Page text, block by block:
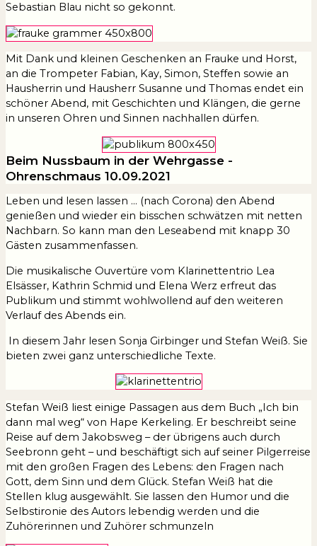
Sebastian Blau nicht so gekonnt.
Mit Dank und kleinen Geschenken an Frauke und Horst,
an die Trompeter Fabian, Kay, Simon, Steffen sowie an
Hausherrin und Hausherr Susanne und Thomas endet ein
schöner Abend, mit Geschichten und Klängen, die gerne
in unseren Ohren und Sinnen nachhallen dürfen.
Beim Nussbaum in der Wehrgasse -
Ohrenschmaus 10.09.2021
Leben und lesen lassen … (nach Corona) den Abend
genießen und wieder ein bisschen schwätzen mit netten
Nachbarn. So kann man den Leseabend mit knapp 30
Gästen zusammenfassen.
Die musikalische Ouvertüre vom Klarinettentrio Lea
Elsässer, Kathrin Schmid und Elena Werz erfreut das
Publikum und stimmt wohlwollend auf den weiteren
Verlauf des Abends ein.
In diesem Jahr lesen Sonja Girbinger und Stefan Weiß. Sie
bieten zwei ganz unterschiedliche Texte.
Stefan Weiß liest einige Passagen aus dem Buch „Ich bin
dann mal weg“ von Hape Kerkeling. Er beschreibt seine
Reise auf dem Jakobsweg – der übrigens auch durch
Seebronn geht – und beschäftigt sich auf seiner Pilgerreise
mit den großen Fragen des Lebens: den Fragen nach
Gott, dem Sinn und dem Glück. Stefan Weiß hat die
Stellen klug ausgewählt. Sie lassen den Humor und die
Selbstironie des Autors lebendig werden und die
Zuhörerinnen und Zuhörer schmunzeln